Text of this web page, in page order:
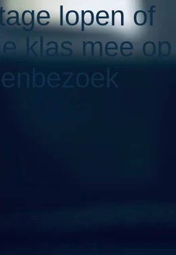
lopen of
klas mee op